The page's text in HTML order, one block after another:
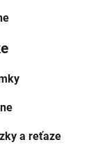
a reťaze